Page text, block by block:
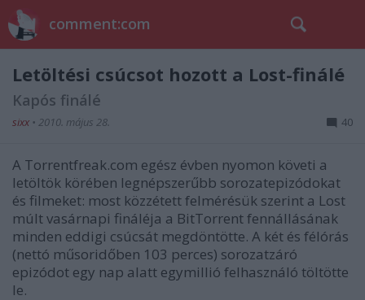
comment:com
Letöltési csúcsot hozott a Lost-finálé
Kapós finálé
sixx • 2010. május 28. 40
A Torrentfreak.com egész évben nyomon követi a
letöltök körében legnépszerűbb sorozatepizódokat
és filmeket: most közzétett felmérésük szerint a Lost
múlt vasárnapi fináléja a BitTorrent fennállásának
minden eddigi csúcsát megdöntötte. A két és félórás
(nettó műsoridőben 103 perces) sorozatzáró
epizódot egy nap alatt egymillió felhasználó töltötte
le.